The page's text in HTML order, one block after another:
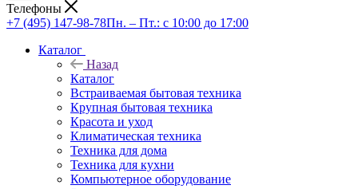
Телефоны
+7 (495) 147-98-78Пн. – Пт.: с 10:00 до 17:00
Каталог
Назад
Каталог
Встраиваемая бытовая техника
Крупная бытовая техника
Красота и уход
Климатическая техника
Техника для дома
Техника для кухни
Компьютерное оборудование